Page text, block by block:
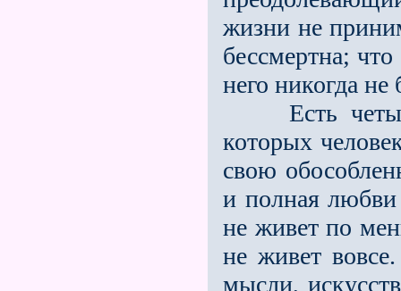
жизни не
бессмертна;
него никогда
Есть четыре
которых
свою
и полная любви
не живет по
не живет
мысли,